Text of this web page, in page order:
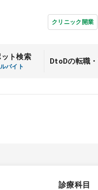
クリニック開業
ト検索
バイト
DtoDの転職・
診療科目